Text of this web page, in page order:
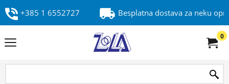
+385 1 6552727 Besplatna dostava za neku
0